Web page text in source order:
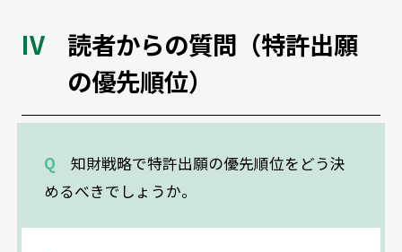
読者からの質問（特許出願
の優先順位）
Q 知財戦略で特許出願の優先順位をどう決
めるべきでしょうか。